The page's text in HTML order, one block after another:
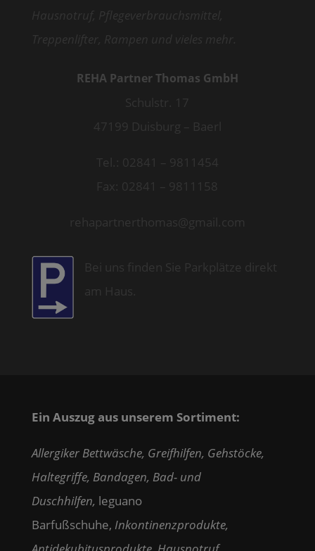
Hausnotruf, Pflegeverbrauchsmittel,
Treppenlifter, Rampen und vieles mehr.
REHA Partner Thomas GmbH
Schulstr. 17
47199 Duisburg – Baerl
Tel.: 02841 – 9811454
Fax: 02841 – 9811158
rehapartnerthomas@gmail.com
Bei uns finden Sie Parkplätze direkt
am Haus.
Ein Auszug aus unserem Sortiment:
Allergiker Bettwäsche, Greifhilfen, Gehstöcke,
Haltegriffe, Bandagen, Bad- und
Duschhilfen, leguano
Barfußschuhe, Inkontinenzprodukte,